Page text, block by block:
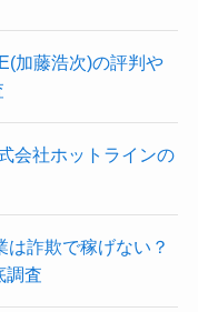
加藤浩次)の評判や
会社ホットラインの
詐欺で稼げない？
調査